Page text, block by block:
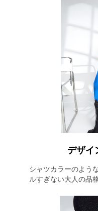
デザイ
シャツカラーのよう
ルすぎない大人の品